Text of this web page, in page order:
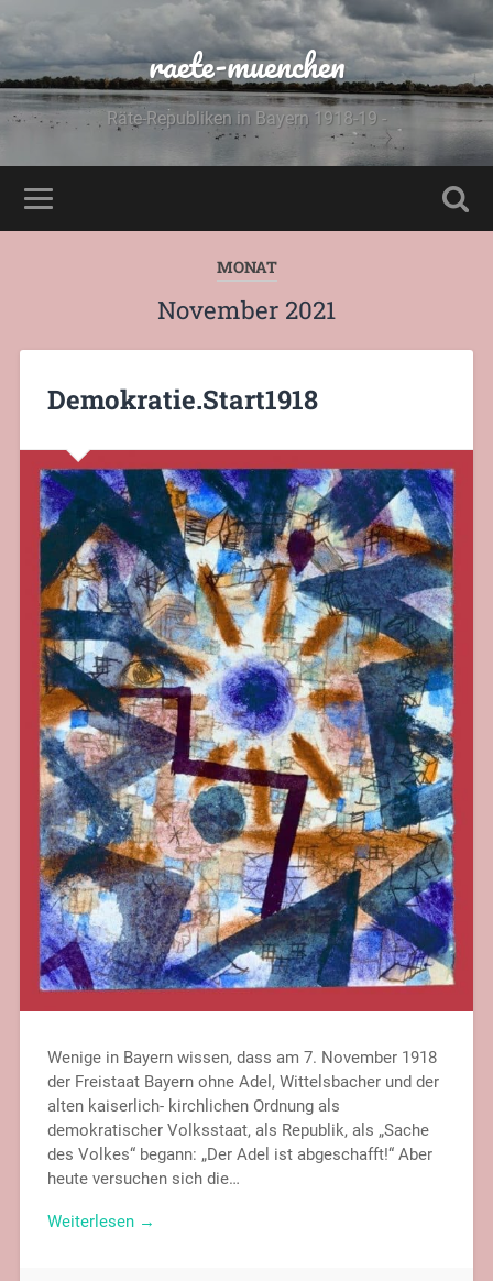
raete-muenchen
Räte-Republiken in Bayern 1918-19 -
MONAT
November 2021
Demokratie.Start1918
Wenige in Bayern wissen, dass am 7. November 1918
der Freistaat Bayern ohne Adel, Wittelsbacher und der
alten kaiserlich- kirchlichen Ordnung als
demokratischer Volksstaat, als Republik, als „Sache
des Volkes“ begann: „Der Adel ist abgeschafft!“ Aber
heute versuchen sich die…
Weiterlesen →